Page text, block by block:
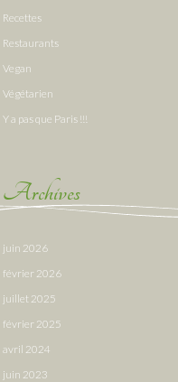
Recettes
Restaurants
Vegan
Végétarien
Y a pas que Paris !!!
Archives
juin 2026
février 2026
juillet 2025
février 2025
avril 2024
juin 2023